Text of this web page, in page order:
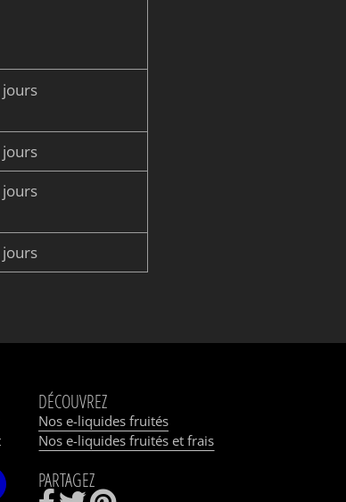
jours
jours
jours
DÉCOUVREZ
Nos e-liquides fruités
Nos e-liquides fruités et frais
PARTAGEZ